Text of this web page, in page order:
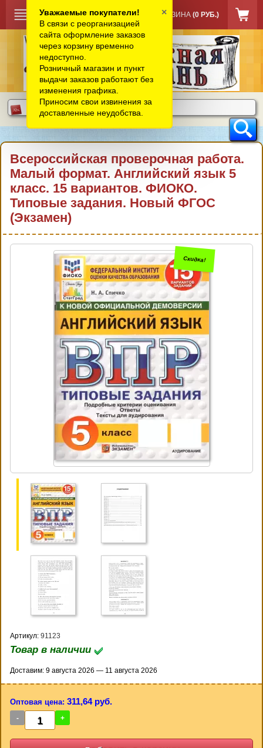
КОРЗИНА (0 РУБ.)
Всероссийская проверочная работа.
Малый формат. Английский язык 5
класс. 15 вариантов. ФИОКО.
Типовые задания. Новый ФГОС
(Экзамен)
Скидка!
Артикул: 91123
Товар в наличии
Доставим: 9 августа 2026 — 11 августа 2026
Оптовая цена: 311,64 руб.
- +
Уважаемые покупатели!
В связи с реорганизацией
сайта оформление заказов
через корзину временно
недоступно.
Розничный магазин и пункт
выдачи заказов работают без
изменения графика.
Приносим свои извинения за
доставленные неудобства.
×